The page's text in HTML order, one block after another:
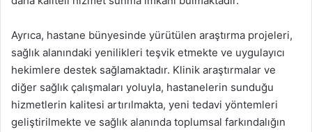
Ayrıca, hastane bünyesinde yürütülen araştırma projeleri,
sağlık alanındaki yenilikleri teşvik etmekte ve uygulayıcı
hekimlere destek sağlamaktadır. Klinik araştırmalar ve
diğer sağlık çalışmaları yoluyla, hastanelerin sunduğu
hizmetlerin kalitesi artırılmakta, yeni tedavi yöntemleri
geliştirilmekte ve sağlık alanında toplumsal farkındalığın